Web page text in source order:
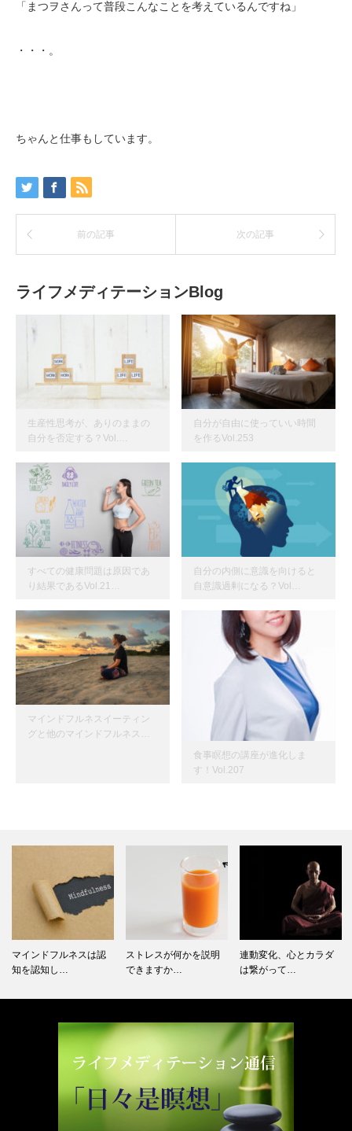
「まつヲさんって普段こんなことを考えているんですね」
・・・。
ちゃんと仕事もしています。
前の記事 次の記事
ライフメディテーションBlog
生産性思考が、ありのままの
自分を否定する？Vol.…
自分が自由に使っていい時間
を作るVol.253
すべての健康問題は原因であ
り結果であるVol.21…
自分の内側に意識を向けると
自意識過剰になる？Vol…
マインドフルネスイーティン
グと他のマインドフルネス…
食事瞑想の講座が進化しま
す！Vol.207
マインドフルネスは認
知を認知し…
ストレスが何かを説明
できますか…
連動変化、心とカラダ
は繋がって…